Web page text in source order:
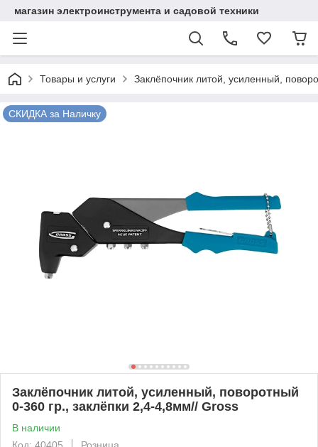
магазин электроинструмента и садовой техники
Товары и услуги Заклёпочник литой, усиленный,
СКИДКА за Наличку
Заклёпочник литой, усиленный, поворотный
0-360 гр., заклёпки 2,4-4,8мм// Gross
В наличии
Код: 40405
Розница